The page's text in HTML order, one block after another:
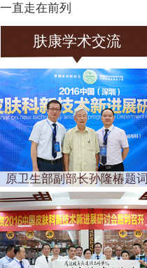
一直走在前列
肤康学术交流
原卫生部副部长孙隆椿题词